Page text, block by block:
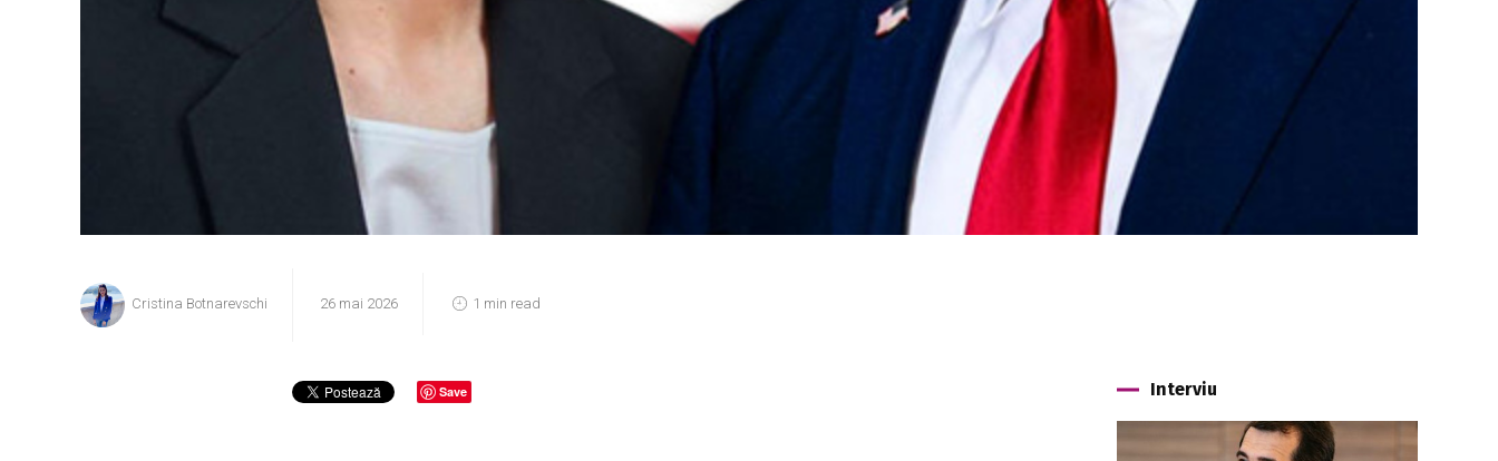
Cristina Botnarevschi 26 mai 2026 1 min read
Save Interviu